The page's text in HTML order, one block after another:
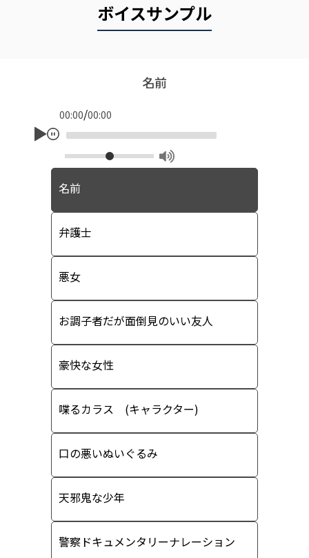
ボイスサンプル
名前
00:00/00:00
名前
弁護士
悪女
お調子者だが面倒見のいい友人
豪快な女性
喋るカラス (キャラクター)
口の悪いぬいぐるみ
天邪鬼な少年
警察ドキュメンタリーナレーション